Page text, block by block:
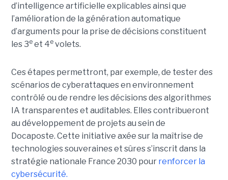
d’intelligence artificielle explicables ainsi que
l’amélioration de la génération automatique
d’arguments pour la prise de décisions constituent
les 3eet 4evolets.
Ces étapes permettront, par exemple, de tester des
scénarios de cyberattaques en environnement
contrôlé ou de rendre les décisions des algorithmes
IA transparentes et auditables. Elles contribueront
au développement de projets au sein de
Docaposte. Cette initiative axée sur la maîtrise de
technologies souveraines et sûres s’inscrit dans la
stratégie nationale France 2030 pour renforcer la
cybersécurité.